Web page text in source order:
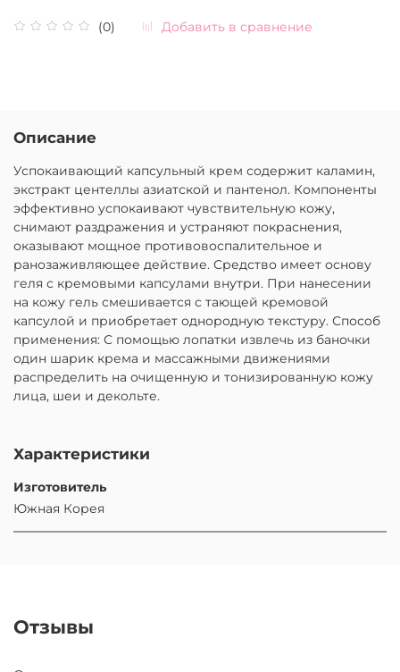
(0) Добавить в сравнение
Описание
Успокаивающий капсульный крем содержит каламин,
экстракт центеллы азиатской и пантенол. Компоненты
эффективно успокаивают чувствительную кожу,
снимают раздражения и устраняют покраснения,
оказывают мощное противовоспалительное и
ранозаживляющее действие. Средство имеет основу
геля с кремовыми капсулами внутри. При нанесении
на кожу гель смешивается с тающей кремовой
капсулой и приобретает однородную текстуру. Способ
применения: С помощью лопатки извлечь из баночки
один шарик крема и массажными движениями
распределить на очищенную и тонизированную кожу
лица, шеи и декольте.
Характеристики
Изготовитель
Южная Корея
Отзывы